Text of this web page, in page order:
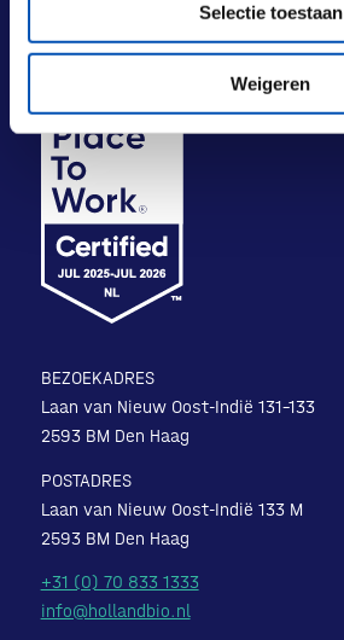
Selectie toestaan
Weigeren
BEZOEKADRES
Laan van Nieuw Oost-Indië 131-133
2593 BM Den Haag
POSTADRES
Laan van Nieuw Oost-Indië 133 M
2593 BM Den Haag
+31 (0) 70 833 1333
info@hollandbio.nl